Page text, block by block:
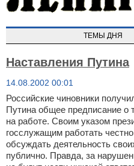
ТЕМЫ ДНЯ
Наставления Путина
14.08.2002 00:01
Российские чиновники
Путина общее предписание о
на работе. Своим указом
госслужащим работать
обсуждать деятельность
публично. Правда, за